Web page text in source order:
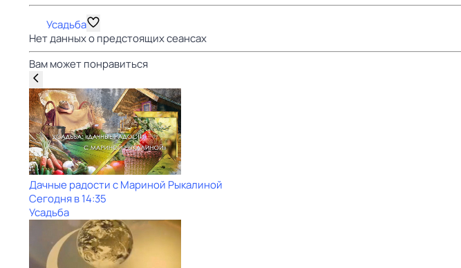
Усадьба
Нет данных о предстоящих сеансах
Вам может понравиться
Дачные радости с Мариной Рыкалиной
Сегодня в 14:35
Усадьба